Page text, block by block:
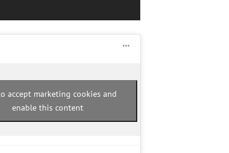
accept marketing cookies and
enable this content